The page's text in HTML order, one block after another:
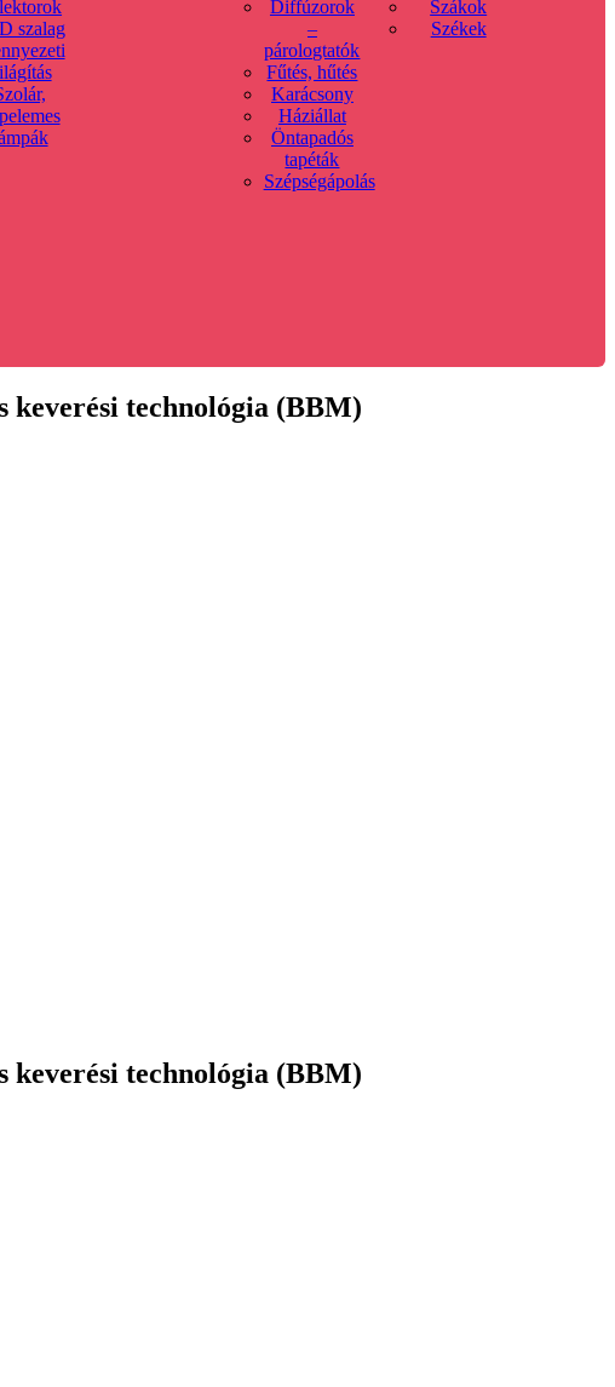
szalag
Diffúzorok
–
párologtatók
Fűtés, hűtés
Karácsony
Háziállat
Öntapadós
tapéták
Szépségápolás
Szákok
Székek
keverési technológia (BBM)
keverési technológia (BBM)